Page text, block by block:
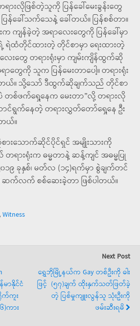
ားလိုဖြစ်တဲ့သူကို ပြန်ခေါ်မေးခွန်းတွေ
န်ခေါ်သက်သေနဲ့ ခေါ်တယ်။ ပြန်စစ်တာ။
ကျန်ခဲ့တဲ့ အရာလေးတွေကို ပြန်ခေါ်မှာ
ရဲ့ ရဲထံတိုင်ထားတဲ့ တိုင်စာမှာ ရေးထားတဲ့
လေးတွေ တရားရုံးမှာ ကျမ်းကျိန်ထွက်ဆို
ာတွေကို သူက ပြန်မေးတာပေါ့။ တရားရုံး
ယ်။ သို့သော် ဒီထွက်ဆိုချက်သည် တိုင်စာ
ပဲ တစ်ဖက်ရှေ့နေက မေးတာ”လို့ တရားလို
ရွက်နေတဲ့ တရားလွှတ်တော်ရှေ့နေ ဦး
တယ်။
သောက်ဆိုင်ပိုင်ရှင် အမျိုးသားကို
ရားရုံးက ဓမ္မတာနဲ့ ဆန့်ကျင် အဓမ္မပြု
၀၁၉ ခုနှစ်၊ မတ်လ (၁၄)ရက်မှာ စွဲချက်တင်
က်လက် စစ်ဆေးခဲ့တာ ဖြစ်ပါတယ်။
Witness
မာနိုင်ငံ
က်ကူး
)ကား
Next Post
ရွှေဘိုမြို့နယ်က Gay တစ်ဦးကို ဓါး
ဖြင့် (၅၇)ချက် ထိုးနှက်သတ်ဖြတ်ခဲ့
တဲ့ ပြစ်မှုကျူးလွန်သူ သုံးဦးကို
ဖမ်းဆီးရမိ